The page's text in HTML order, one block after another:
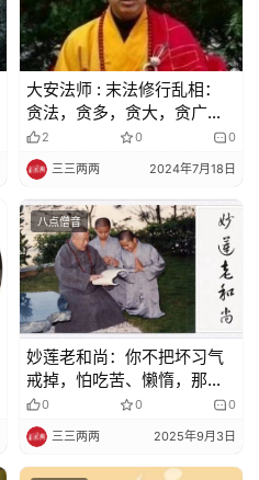
大安法师 : 末法修行乱相：
贪法，贪多，贪大，贪广，
非常散乱！
2 0 0
三三两两 2024年7月18日
八点僧音
妙莲老和尚：你不把坏习气
戒掉，怕吃苦、懒惰，那就
没希望了
0 0 0
三三两两 2025年9月3日